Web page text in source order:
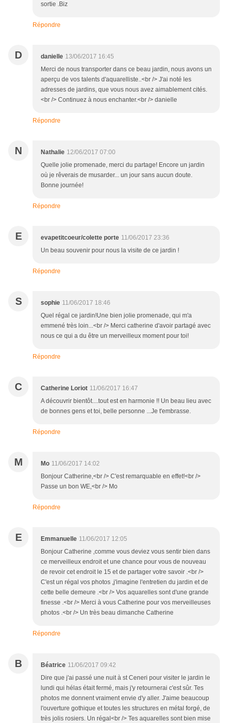
sortie .Biz
Répondre
D danielle 13/06/2017 16:45
Merci de nous transporter dans ce beau jardin, nous avons un
aperçu de vos talents d'aquarelliste..<br /> J'ai noté les
adresses de jardins, que vous nous avez aimablement cités.
<br /> Continuez à nous enchanter.<br /> danielle
Répondre
N Nathalie 12/06/2017 07:00
Quelle jolie promenade, merci du partage! Encore un jardin
où je rêverais de musarder... un jour sans aucun doute.
Bonne journée!
Répondre
E evapetitcoeur/colette porte 11/06/2017 23:36
Un beau souvenir pour nous la visite de ce jardin !
Répondre
S sophie 11/06/2017 18:46
Quel régal ce jardin!Une bien jolie promenade, qui m'a
emmené très loin...<br /> Merci catherine d'avoir partagé avec
nous ce qui a du être un merveilleux moment pour toi!
Répondre
C Catherine Loriot 11/06/2017 16:47
A découvrir bientôt....tout est en harmonie !! Un beau lieu avec
de bonnes gens et toi, belle personne ...Je t'embrasse.
Répondre
M Mo 11/06/2017 14:02
Bonjour Catherine,<br /> C'est remarquable en effet!<br />
Passe un bon WE,<br /> Mo
Répondre
E Emmanuelle 11/06/2017 12:05
Bonjour Catherine ,comme vous deviez vous sentir bien dans
ce merveilleux endroit et une chance pour vous de nouveau
de revoir cet endroit le 15 et de partager votre savoir .<br />
C'est un régal vos photos ,j'imagine l'entretien du jardin et de
cette belle demeure .<br /> Vos aquarelles sont d'une grande
finesse .<br /> Merci à vous Catherine pour vos merveilleuses
photos .<br /> Un très beau dimanche Catherine
Répondre
B Béatrice 11/06/2017 09:42
Dire que j'ai passé une nuit à st Ceneri pour visiter le jardin le
lundi qui hélas était fermé, mais j'y retournerai c'est sûr. Tes
photos me donnent vraiment envie d'y aller. J'aime beaucoup
l'ouverture gothique et toutes les structures en métal forgé, de
très jolis rosiers. Un régal<br /> Tes aquarelles sont bien mise